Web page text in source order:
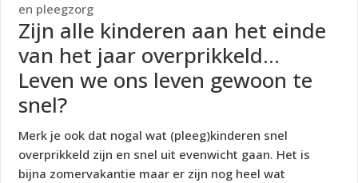
en pleegzorg
Zijn alle kinderen aan het einde
van het jaar overprikkeld…
Leven we ons leven gewoon te
snel?
Merk je ook dat nogal wat (pleeg)kinderen snel
overprikkeld zijn en snel uit evenwicht gaan. Het is
bijna zomervakantie maar er zijn nog heel wat